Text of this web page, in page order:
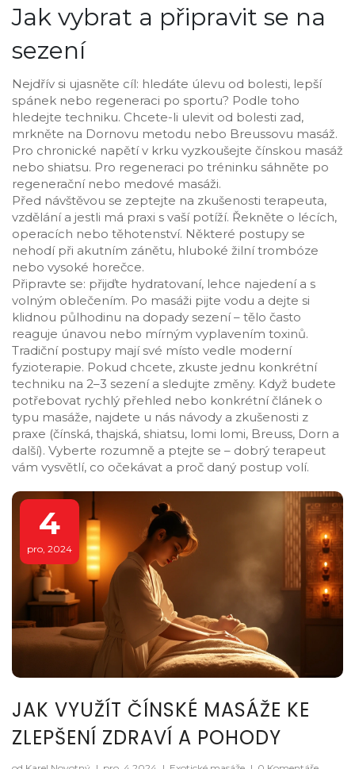
Jak vybrat a připravit se na
sezení
Nejdřív si ujasněte cíl: hledáte úlevu od bolesti, lepší
spánek nebo regeneraci po sportu? Podle toho
hledejte techniku. Chcete-li ulevit od bolesti zad,
mrkněte na Dornovu metodu nebo Breussovu masáž.
Pro chronické napětí v krku vyzkoušejte čínskou masáž
nebo shiatsu. Pro regeneraci po tréninku sáhněte po
regenerační nebo medové masáži.
Před návštěvou se zeptejte na zkušenosti terapeuta,
vzdělání a jestli má praxi s vaší potíží. Řekněte o lécích,
operacích nebo těhotenství. Některé postupy se
nehodí při akutním zánětu, hluboké žilní trombóze
nebo vysoké horečce.
Připravte se: přijďte hydratovaní, lehce najedení a s
volným oblečením. Po masáži pijte vodu a dejte si
klidnou půlhodinu na dopady sezení – tělo často
reaguje únavou nebo mírným vyplavením toxinů.
Tradiční postupy mají své místo vedle moderní
fyzioterapie. Pokud chcete, zkuste jednu konkrétní
techniku na 2–3 sezení a sledujte změny. Když budete
potřebovat rychlý přehled nebo konkrétní článek o
typu masáže, najdete u nás návody a zkušenosti z
praxe (čínská, thajská, shiatsu, lomi lomi, Breuss, Dorn a
další). Vyberte rozumně a ptejte se – dobrý terapeut
vám vysvětlí, co očekávat a proč daný postup volí.
4
pro, 2024
JAK VYUŽÍT ČÍNSKÉ MASÁŽE KE
ZLEPŠENÍ ZDRAVÍ A POHODY